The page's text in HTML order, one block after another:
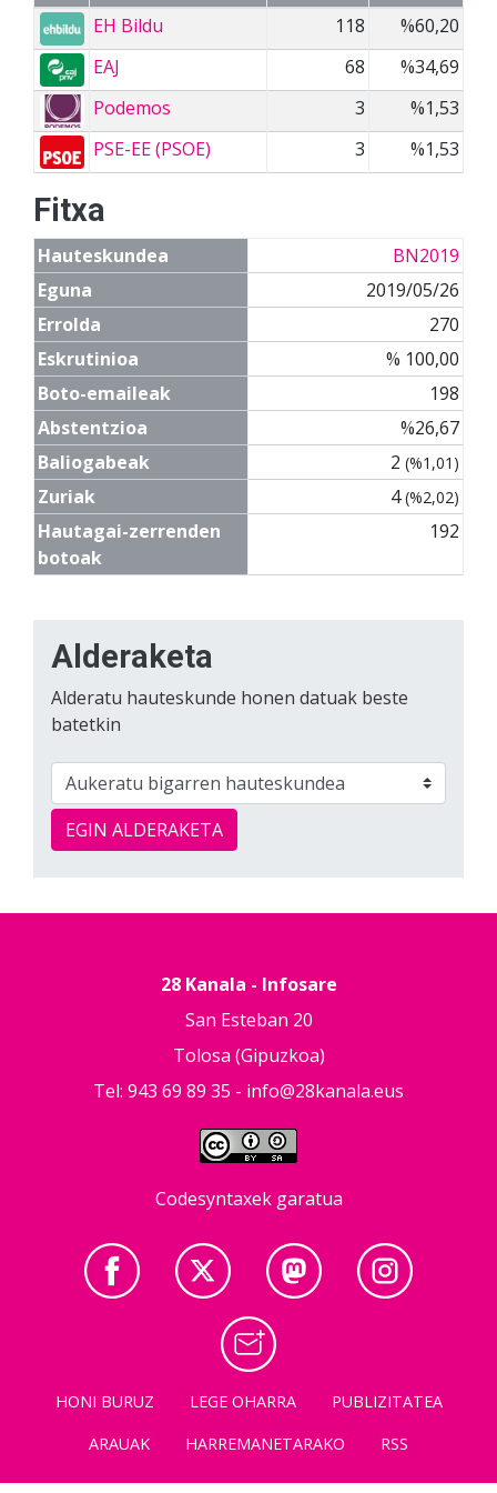
EH Bildu
118
%60,20
EAJ
68
%34,69
Podemos
3
%1,53
PSE-EE (PSOE)
3 %1,53
Fitxa
Hauteskundea
BN2019
Eguna
2019/05/26
Errolda
270
Eskrutinioa
% 100,00
Boto-emaileak
198
Abstentzioa
%26,67
Baliogabeak
2 (%1,01)
Zuriak 4(%2,02)
Hautagai-zerrenden
botoak
192
Alderaketa
Alderatu hauteskunde honen datuak beste
batetkin
EGIN ALDERAKETA
28 Kanala - Infosare
San Esteban 20
Tolosa (Gipuzkoa)
Tel: 943 69 89 35 - info@28kanala.eus
Codesyntaxek garatua
HONI BURUZ LEGE OHARRA
PUBLIZITATEA
ARAUAK
HARREMANETARAKO RSS